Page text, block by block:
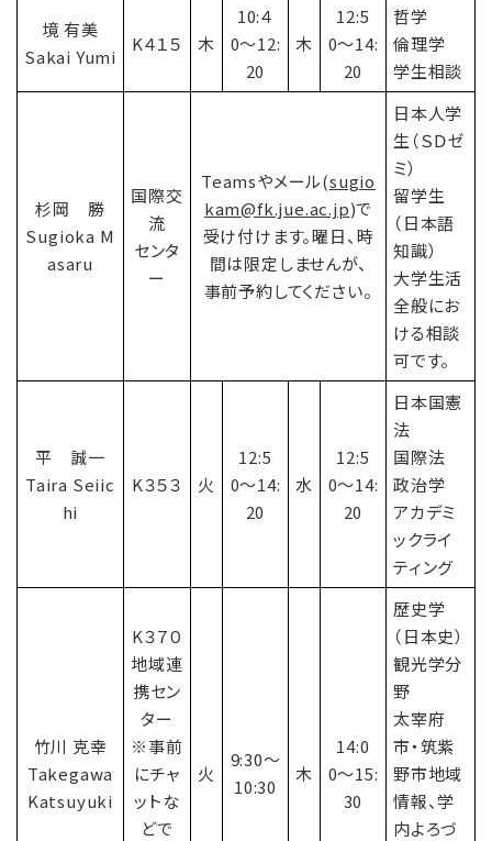
境 有美
Sakai Yumi
K４１５ 木
10:４
0〜12:
20
木
12:5
0〜14:
20
哲学
倫理学
学生相談
杉岡 勝
Sugioka M
asaru
国際交
流
センタ
ー
Teamsやメール(sugio
kam@fk.jue.ac.jp)で
受け付けます。曜日、時
間は限定しませんが、
事前予約してください。
日本人学
生（ＳＤゼ
ミ）
留学生
（日本語
知識）
大学生活
全般にお
ける相談
可です。
平 誠一
Taira Seiic
hi
K３５３ 火
12:5
0〜14:
20
水
12:5
0〜14:
20
日本国憲
法
国際法
政治学
アカデミ
ックライ
ティング
竹川 克幸
Takegawa
Katsuyuki
K３７０
地域連
携セン
ター
※事前
にチャ
ットな
どで
火
9:30〜
10:30
木
14:0
0〜15:
30
歴史学
（日本史）
観光学分
野
太宰府
市・筑紫
野市地域
情報、学
内よろづ